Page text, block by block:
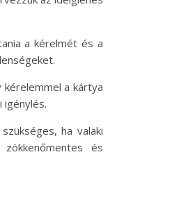
a kérelmét és a
kérelemmel a kártya
igénylés.
ha valaki
és